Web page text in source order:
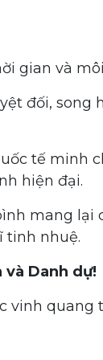
gian và
đối, song
tế minh
hiện đại.
mang lại
tinh nhuệ.
và Danh dự!
vinh quang